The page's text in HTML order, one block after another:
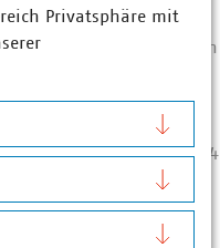
die Rückgewinnung von
geradezu die
aus der Asche
enthaltenen Metalle,
der Aschen, mehr als 4
Mengen
Privatsphäre mit